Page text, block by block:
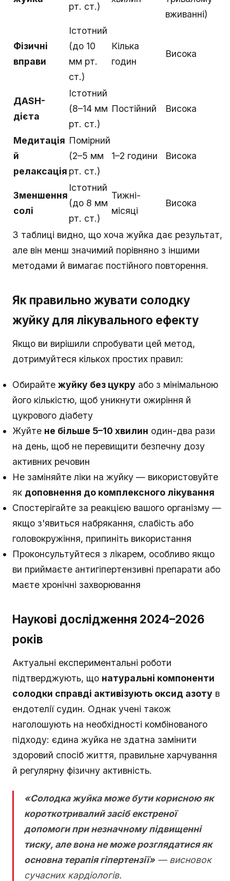
рт. ст.)
вживанні)
Фізичні
вправи
Істотний
(до 10
мм рт.
ст.)
Кілька
годин
Висока
ДASH-
дієта
Істотний
(8–14 мм
рт. ст.)
Постійний Висока
Медитація
й
релаксація
Помірний
(2–5 мм
рт. ст.)
1–2 години Висока
Зменшення
солі
Істотний
(до 8 мм
рт. ст.)
Тижні-
місяці
Висока
З таблиці видно, що хоча жуйка дає результат,
але він менш значимий порівняно з іншими
методами й вимагає постійного повторення.
Як правильно жувати солодку
жуйку для лікувального ефекту
Якщо ви вирішили спробувати цей метод,
дотримуйтеся кількох простих правил:
Обирайте жуйку без цукру або з мінімальною
його кількістю, щоб уникнути ожиріння й
цукрового діабету
Жуйте не більше 5–10 хвилин один-два рази
на день, щоб не перевищити безпечну дозу
активних речовин
Не заміняйте ліки на жуйку — використовуйте
як доповнення до комплексного лікування
Спостерігайте за реакцією вашого організму —
якщо з'явиться набрякання, слабість або
головокружіння, припиніть використання
Проконсультуйтеся з лікарем, особливо якщо
ви приймаєте антигіпертензивні препарати або
маєте хронічні захворювання
Наукові дослідження 2024–2026
років
Актуальні експериментальні роботи
підтверджують, що натуральні компоненти
солодки справді активізують оксид азоту в
ендотелії судин. Однак учені також
наголошують на необхідності комбінованого
підходу: єдина жуйка не здатна замінити
здоровий спосіб життя, правильне харчування
й регулярну фізичну активність.
«Солодка жуйка може бути корисною як
короткотривалий засіб екстреної
допомоги при незначному підвищенні
тиску, але вона не може розглядатися як
основна терапія гіпертензії» — висновок
сучасних кардіологів.